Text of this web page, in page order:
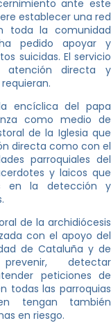
ante este
establecer una red
toda la comunidad
pedido apoyar y
suicidas. El servicio
atención directa y
encíclica del papa
como medio de
de la Iglesia que
directa como con el
parroquiales del
y laicos que
en la detección y
de la archidiócesis
con el apoyo del
de Cataluña y de
detectar
peticiones de
todas las parroquias
tengan también
en riesgo.